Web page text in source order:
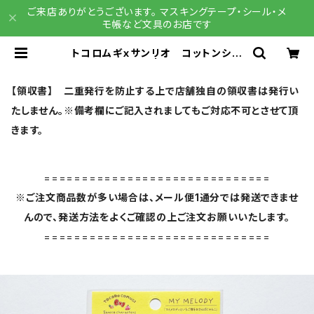
ご来店ありがとうございます。 マスキングテープ・シール・メ
モ帳など文具のお店です
トコロムギｘサンリオ コットンシー
【領収書】 二重発行を防止する上で店舗独自の領収書は発行い
たしません。※備考欄にご記入されましてもご対応不可とさせて頂
きます。
==============================
※ご注文商品数が多い場合は、メール便1通分では発送できませ
んので、発送方法をよくご確認の上ご注文お願いいたします。
==============================